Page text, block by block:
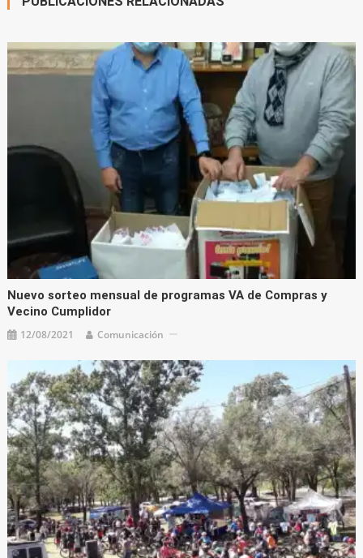
Nuevo sorteo mensual de programas VA de Compras y
Vecino Cumplidor
12/08/2021 Comunicación